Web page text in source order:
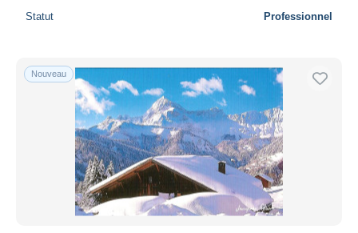
Statut Professionnel
Nouveau